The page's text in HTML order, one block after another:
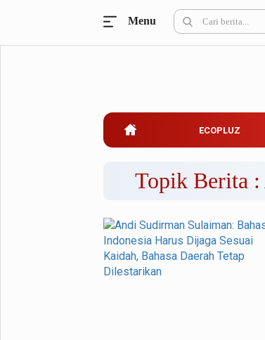
Belanja
Kuliner
Pemilu
Partai Politik
Pilpres
Menu
ECOPLUZ
Topik Berita :